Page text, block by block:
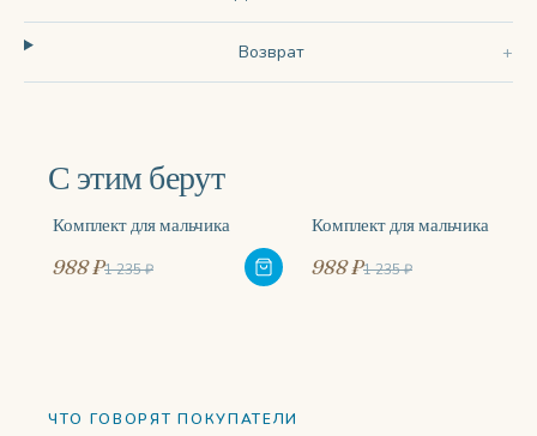
Возврат
С этим берут
-20%
Комплект для мальчика
988 ₽1 235 ₽
-20%
Комплект для мальчика
988 ₽1 235 ₽
ЧТО ГОВОРЯТ ПОКУПАТЕЛИ